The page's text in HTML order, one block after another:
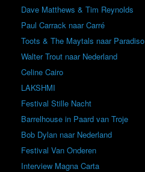
Dave Matthews & Tim Reynolds
Paul Carrack naar Carré
Toots & The Maytals naar Paradiso
Walter Trout naar Nederland
Celine Cairo
LAKSHMI
Festival Stille Nacht
Barrelhouse in Paard van Troje
Bob Dylan naar Nederland
Festival Van Onderen
Interview Magna Carta